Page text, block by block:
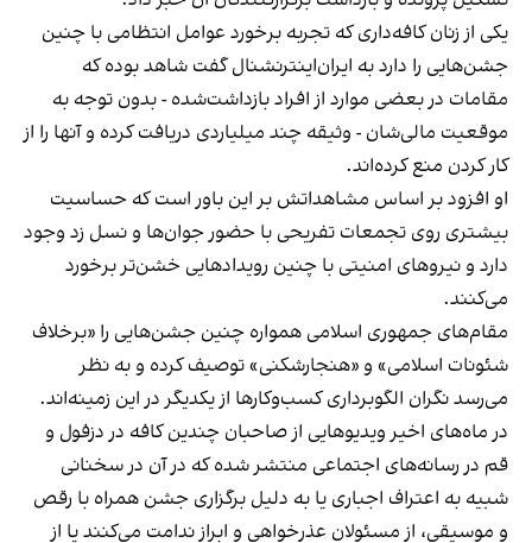
یکی از زنان کافه‌داری که تجربه برخورد عوامل انتظامی با چنین
جشن‌هایی را دارد به ایران‌اینترنشنال گفت شاهد بوده که
مقامات در بعضی موارد از افراد بازداشت‌‌شده - بدون توجه به
موقعیت مالی‌شان - وثیقه چند میلیاردی دریافت کرده و آنها را از
کار کردن منع کرده‌اند.
او افزود بر اساس مشاهداتش بر این باور است که حساسیت
بیشتری روی تجمعات تفریحی با حضور جوان‌ها و نسل زد وجود
دارد و نیروهای امنیتی با چنین رویدادهایی خشن‌تر برخورد
می‌کنند.
مقام‌های جمهوری اسلامی همواره چنین جشن‌هایی را «برخلاف
شئونات اسلامی» و «هنجارشکنی» توصیف کرده و به نظر
می‌رسد نگران الگوبرداری کسب‌وکارها از یکدیگر در این زمینه‌اند.
در ماه‌های اخیر ویدیوهایی از صاحبان چندین کافه در دزفول و
قم در رسانه‌های اجتماعی منتشر شده که در آن در سخنانی
شبیه به اعتراف اجباری یا به دلیل برگزاری جشن همراه با رقص
و موسیقی، از مسئولان عذرخواهی و ابراز ندامت می‌کنند یا از